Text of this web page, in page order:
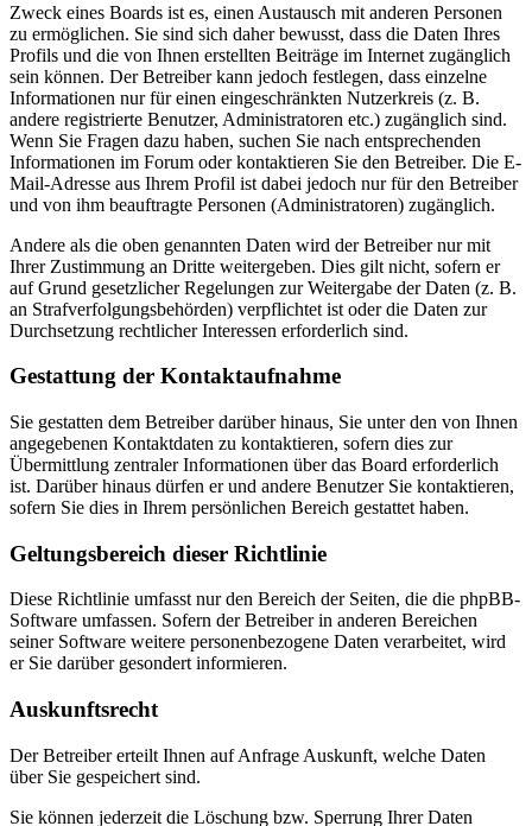
Zweck eines Boards ist es, einen Austausch mit anderen Personen
zu ermöglichen. Sie sind sich daher bewusst, dass die Daten Ihres
Profils und die von Ihnen erstellten Beiträge im Internet zugänglich
sein können. Der Betreiber kann jedoch festlegen, dass einzelne
Informationen nur für einen eingeschränkten Nutzerkreis (z. B.
andere registrierte Benutzer, Administratoren etc.) zugänglich sind.
Wenn Sie Fragen dazu haben, suchen Sie nach entsprechenden
Informationen im Forum oder kontaktieren Sie den Betreiber. Die E-
Mail-Adresse aus Ihrem Profil ist dabei jedoch nur für den Betreiber
und von ihm beauftragte Personen (Administratoren) zugänglich.
Andere als die oben genannten Daten wird der Betreiber nur mit
Ihrer Zustimmung an Dritte weitergeben. Dies gilt nicht, sofern er
auf Grund gesetzlicher Regelungen zur Weitergabe der Daten (z. B.
an Strafverfolgungsbehörden) verpflichtet ist oder die Daten zur
Durchsetzung rechtlicher Interessen erforderlich sind.
Gestattung der Kontaktaufnahme
Sie gestatten dem Betreiber darüber hinaus, Sie unter den von Ihnen
angegebenen Kontaktdaten zu kontaktieren, sofern dies zur
Übermittlung zentraler Informationen über das Board erforderlich
ist. Darüber hinaus dürfen er und andere Benutzer Sie kontaktieren,
sofern Sie dies in Ihrem persönlichen Bereich gestattet haben.
Geltungsbereich dieser Richtlinie
Diese Richtlinie umfasst nur den Bereich der Seiten, die die phpBB-
Software umfassen. Sofern der Betreiber in anderen Bereichen
seiner Software weitere personenbezogene Daten verarbeitet, wird
er Sie darüber gesondert informieren.
Auskunftsrecht
Der Betreiber erteilt Ihnen auf Anfrage Auskunft, welche Daten
über Sie gespeichert sind.
Sie können jederzeit die Löschung bzw. Sperrung Ihrer Daten